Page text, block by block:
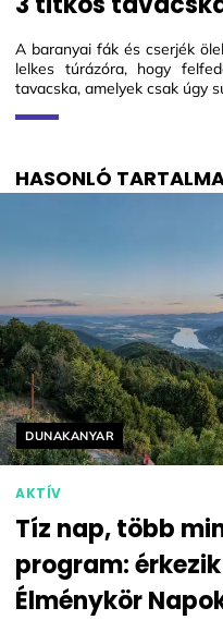
A baranyai fák és cserjék
lelkes túrázóra, hogy
tavacska, amelyek csak úgy
HASONLÓ
Helyszín címkék:
DUNAKANYAR
AKTÍV
Tíz nap, több
program:
Élménykör